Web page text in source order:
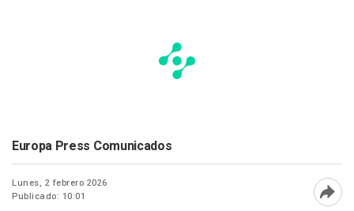
Europa Press Comunicados
Lunes, 2 febrero 2026
Publicado: 10:01